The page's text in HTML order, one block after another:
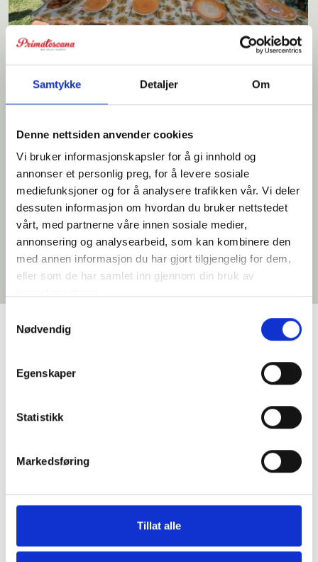
Samtykke Detaljer Om
Denne nettsiden anvender cookies
Vi bruker informasjonskapsler for å gi innhold og
annonser et personlig preg, for å levere sosiale
mediefunksjoner og for å analysere trafikken vår. Vi deler
dessuten informasjon om hvordan du bruker nettstedet
vårt, med partnerne våre innen sosiale medier,
annonsering og analysearbeid, som kan kombinere den
med annen informasjon du har gjort tilgjengelig for dem,
eller som de har samlet inn gjennom din bruk av
Nødvendig
Egenskaper
Statistikk
Markedsføring
Tillat alle
Villa Valgiano
Lekker villa med flotte uteområder for 8+2 personer. Pizzaovn, trimrom
Sengeplasser: 8+2
Priseks fra/til: € 2.100-4.000
powered byGoogle
vurder oss på